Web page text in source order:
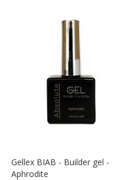
Gellex BIAB - Builder gel -
Aphrodite